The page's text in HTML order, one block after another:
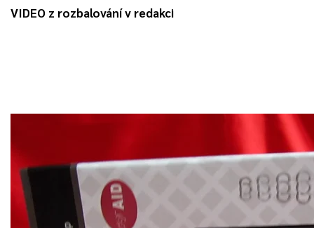
VIDEO z rozbalování v redakci